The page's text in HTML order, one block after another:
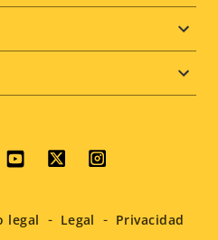
legal Legal Privacidad